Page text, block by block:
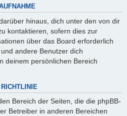
hinaus, dich unter den von dir
kontaktieren, sofern dies zur
über das Board erforderlich
andere Benutzer dich
deinem persönlichen Bereich
Bereich der Seiten, die die phpBB-
Betreiber in anderen Bereichen